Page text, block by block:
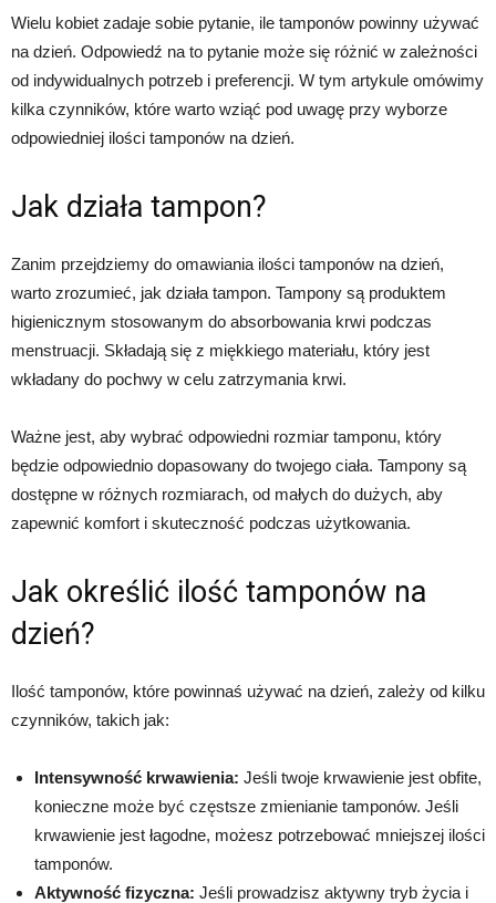
Wielu kobiet zadaje sobie pytanie, ile tamponów powinny używać
na dzień. Odpowiedź na to pytanie może się różnić w zależności
od indywidualnych potrzeb i preferencji. W tym artykule omówimy
kilka czynników, które warto wziąć pod uwagę przy wyborze
odpowiedniej ilości tamponów na dzień.
Jak działa tampon?
Zanim przejdziemy do omawiania ilości tamponów na dzień,
warto zrozumieć, jak działa tampon. Tampony są produktem
higienicznym stosowanym do absorbowania krwi podczas
menstruacji. Składają się z miękkiego materiału, który jest
wkładany do pochwy w celu zatrzymania krwi.
Ważne jest, aby wybrać odpowiedni rozmiar tamponu, który
będzie odpowiednio dopasowany do twojego ciała. Tampony są
dostępne w różnych rozmiarach, od małych do dużych, aby
zapewnić komfort i skuteczność podczas użytkowania.
Jak określić ilość tamponów na
dzień?
Ilość tamponów, które powinnaś używać na dzień, zależy od kilku
czynników, takich jak:
Intensywność krwawienia: Jeśli twoje krwawienie jest obfite,
konieczne może być częstsze zmienianie tamponów. Jeśli
krwawienie jest łagodne, możesz potrzebować mniejszej ilości
tamponów.
Aktywność fizyczna: Jeśli prowadzisz aktywny tryb życia i